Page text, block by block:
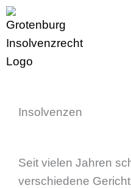
Zum
Inhalt
springen
Insolven­zen
Seit vielen Jahren
verschiedene